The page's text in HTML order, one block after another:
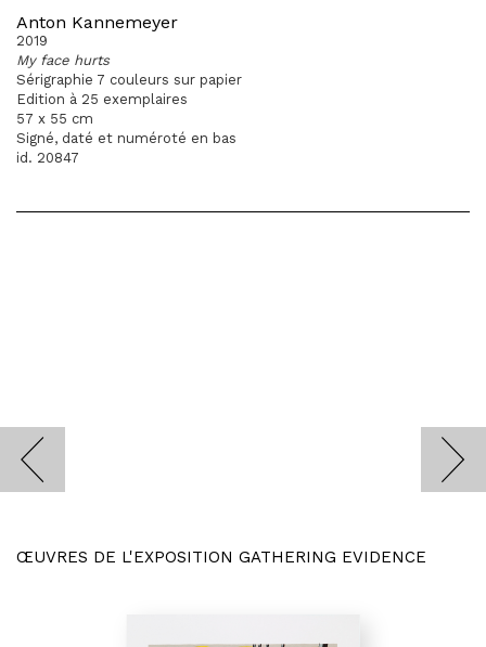
Anton Kannemeyer
2019
My face hurts
Sérigraphie 7 couleurs sur papier
Edition à 25 exemplaires
57 x 55 cm
Signé, daté et numéroté en bas
id. 20847
ŒUVRES DE L'EXPOSITION GATHERING EVIDENCE